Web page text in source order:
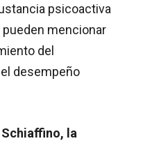
psicoactiva
mencionar
del
desempeño
la